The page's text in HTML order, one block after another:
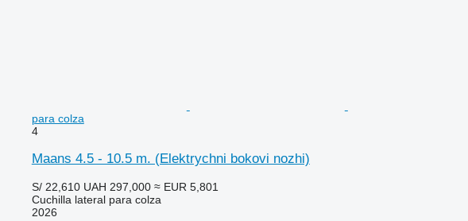
para colza
4
Maans 4.5 - 10.5 m. (Elektrychni bokovi nozhi)
S/ 22,610 UAH 297,000 ≈ EUR 5,801
Cuchilla lateral para colza
2026